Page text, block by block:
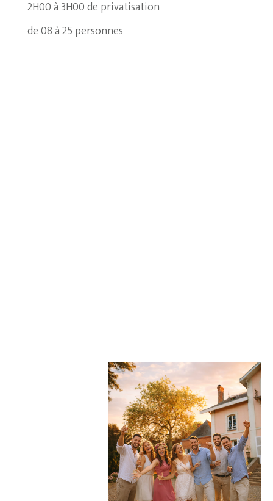
2H00 à 3H00 de privatisation
de 08 à 25 personnes